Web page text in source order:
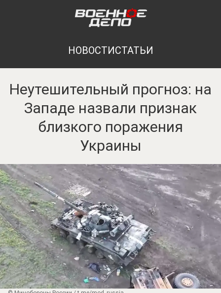
НОВОСТИСТАТЬИ
Неутешительный прогноз: на
Западе назвали признак
близкого поражения
Украины